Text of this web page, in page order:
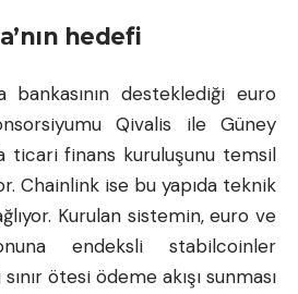
hedefi
bankasının desteklediği euro
Qivalis ile Güney
ticari finans kuruluşunu temsil
Chainlink ise bu yapıda teknik
Kurulan sistemin, euro ve
endeksli stabilcoinler
ötesi ödeme akışı sunması